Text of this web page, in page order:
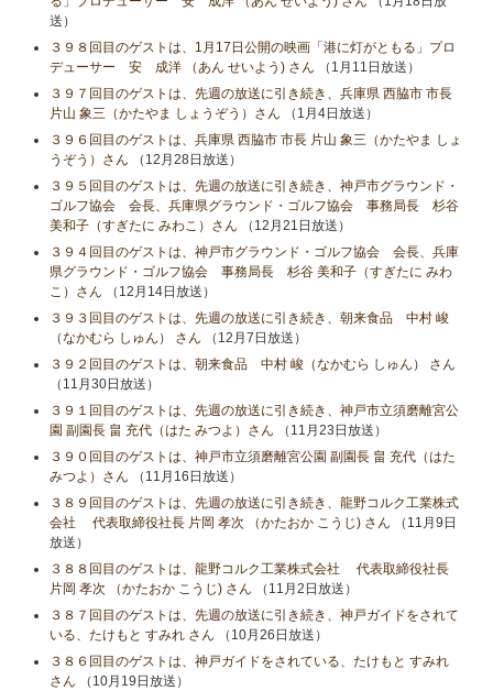
送）
３９８回目のゲストは、1月17日公開の映画「港に灯がともる」プロ
デューサー 安 成洋 （あん せいよう) さん （1月11日放送）
３９７回目のゲストは、先週の放送に引き続き、兵庫県 西脇市 市長
片山 象三（かたやま しょうぞう）さん （1月4日放送）
３９６回目のゲストは、兵庫県 西脇市 市長 片山 象三（かたやま しょ
うぞう）さん （12月28日放送）
３９５回目のゲストは、先週の放送に引き続き、神戸市グラウンド・
ゴルフ協会 会長、兵庫県グラウンド・ゴルフ協会 事務局長 杉谷
美和子（すぎたに みわこ）さん （12月21日放送）
３９４回目のゲストは、神戸市グラウンド・ゴルフ協会 会長、兵庫
県グラウンド・ゴルフ協会 事務局長 杉谷 美和子（すぎたに みわ
こ）さん （12月14日放送）
３９３回目のゲストは、先週の放送に引き続き、朝来食品 中村 峻
（なかむら しゅん） さん （12月7日放送）
３９２回目のゲストは、朝来食品 中村 峻（なかむら しゅん） さん
（11月30日放送）
３９１回目のゲストは、先週の放送に引き続き、神戸市立須磨離宮公
園 副園長 畠 充代（はた みつよ）さん （11月23日放送）
３９０回目のゲストは、神戸市立須磨離宮公園 副園長 畠 充代（はた
みつよ）さん （11月16日放送）
３８９回目のゲストは、先週の放送に引き続き、龍野コルク工業株式
会社 代表取締役社長 片岡 孝次 （かたおか こうじ) さん （11月9日
放送）
３８８回目のゲストは、龍野コルク工業株式会社 代表取締役社長
片岡 孝次 （かたおか こうじ) さん （11月2日放送）
３８７回目のゲストは、先週の放送に引き続き、神戸ガイドをされて
いる、たけもと すみれ さん （10月26日放送）
３８６回目のゲストは、神戸ガイドをされている、たけもと すみれ
さん （10月19日放送）